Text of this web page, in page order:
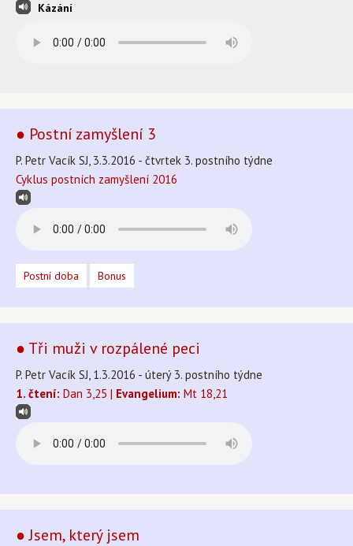
Kázání
● Postní zamyšlení 3
P. Petr Vacík SJ, 3.3.2016 - čtvrtek 3. postního týdne
Cyklus postních zamyšlení 2016
Postní doba Bonus
● Tři muži v rozpálené peci
P. Petr Vacík SJ, 1.3.2016 - úterý 3. postního týdne
1. čtení: Dan 3,25 | Evangelium: Mt 18,21
● Jsem, který jsem